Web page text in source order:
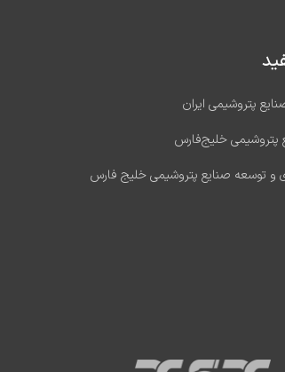
پتروشیمی ایران
خلیج‌فارس
و توسعه صنایع پتروشیمی خلیج فارس